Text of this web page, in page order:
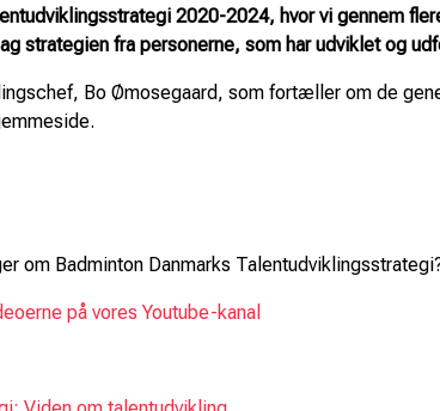
2020-2024, hvor vi gennem
strategien fra personerne, som har udviklet og
Bo Ømosegaard, som fortæller om de
om Badminton Danmarks
på vores Youtube-kanal